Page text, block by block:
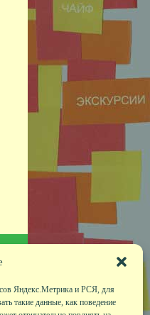
Яндекс.Метрика и РСЯ, для
такие данные, как поведение